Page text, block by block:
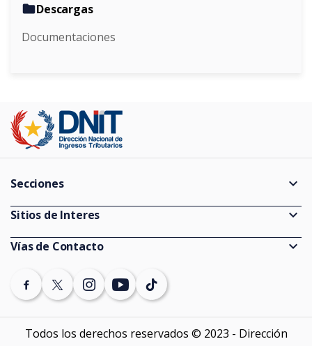
folderDescargas
Documentaciones
Secciones expand_more
Guías
Consultas de Expedientes
Estadísticas
Vencimientos
Auditores externos Impositivos
Sitios de Interes expand_more
Información Pública
Ministerio de Economía y Finanzas
Banco Central del Paraguay
SEPRELAD
Vías de Contacto expand_more
(021) 729 7000 (discado directo)
Denuncias
Contáctenos
Todos los derechos reservados © 2023 - Dirección